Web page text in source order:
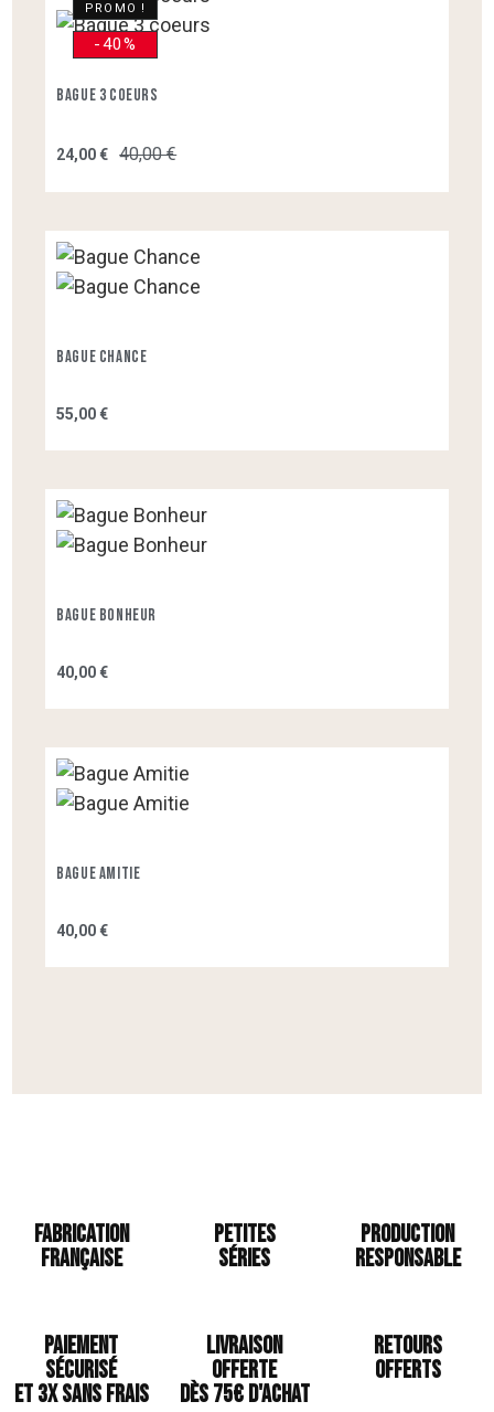
PROMO !
-40%
Bague 3 Coeurs
40,00 €
24,00 €
Bague Chance
55,00 €
Bague Bonheur
40,00 €
Bague Amitie
40,00 €
Fabrication
Française
Petites
séries
Production
responsable
Paiement
sécurisé
et 3x sans frais
Livraison
offerte
Dès 75€ d'achat
Retours
offerts